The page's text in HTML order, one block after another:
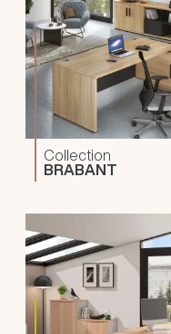
Collection
BRABANT